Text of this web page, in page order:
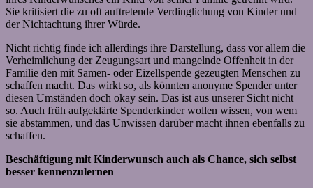
Sie kritisiert die zu oft auftretende Verdinglichung von Kinder und
der Nichtachtung ihrer Würde.
Nicht richtig finde ich allerdings ihre Darstellung, dass vor allem die
Verheimlichung der Zeugungsart und mangelnde Offenheit in der
Familie den mit Samen- oder Eizellspende gezeugten Menschen zu
schaffen macht. Das wirkt so, als könnten anonyme Spender unter
diesen Umständen doch okay sein. Das ist aus unserer Sicht nicht
so. Auch früh aufgeklärte Spenderkinder wollen wissen, von wem
sie abstammen, und das Unwissen darüber macht ihnen ebenfalls zu
schaffen.
Beschäftigung mit Kinderwunsch auch als Chance, sich selbst
besser kennenzulernen